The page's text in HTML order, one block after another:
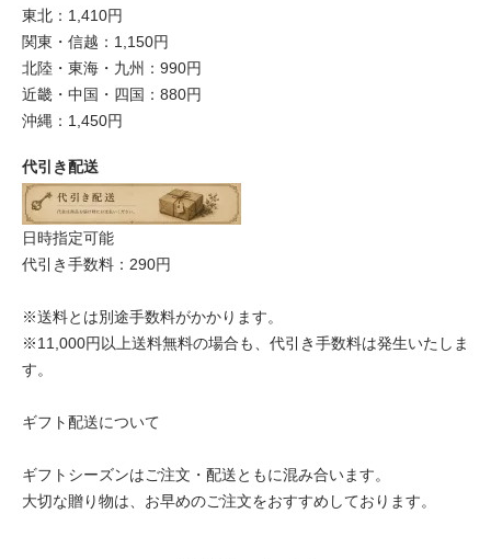
東北：1,410円
関東・信越：1,150円
北陸・東海・九州：990円
近畿・中国・四国：880円
沖縄：1,450円
代引き配送
日時指定可能
代引き手数料：290円
※送料とは別途手数料がかかります。
※11,000円以上送料無料の場合も、代引き手数料は発生いたしま
す。
ギフト配送について
ギフトシーズンはご注文・配送ともに混み合います。
大切な贈り物は、お早めのご注文をおすすめしております。